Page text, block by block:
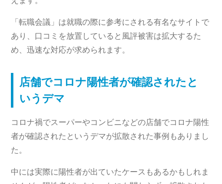
「転職会議」は就職の際に参考にされる有名なサイトで
あり、口コミを放置していると風評被害は拡大するた
め、迅速な対応が求められます。
店舗でコロナ陽性者が確認されたと
いうデマ
コロナ禍でスーパーやコンビニなどの店舗でコロナ陽性
者が確認されたというデマが拡散された事例もありまし
た。
中には実際に陽性者が出ていたケースもあるかもしれま